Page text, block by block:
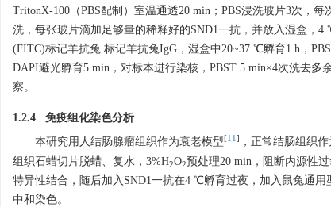
TritonX-100（PBS配制）室温通透20 min；PBS浸洗玻片3次，
洗，每张玻片滴加足够量的稀释好的SND1一抗，并放入湿盒，
(FITC)标记羊抗兔 标记羊抗兔IgG，湿盒中20~37 ℃孵育1 h，
DAPI避光孵育5 min，对标本进行染核，PBST 5 min×4次洗去
察。
1.2.4 免疫组化染色分析
本研究用人结肠腺瘤组织作为衰老模型[11] ，正常结肠组织
组织石蜡切片脱蜡、复水，3%H2O2预处理20 min，阻断内源性
特异性结合，随后加入SND1一抗在4 ℃孵育过夜，加入鼠兔通
中和染色。